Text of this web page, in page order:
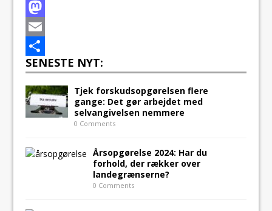
F
a
c
e
b
o
M
a
s
t
o
E
m
a
i
S
h
a
SENESTE NYT:
Tjek forskudsopgørelsen flere
gange: Det gør arbejdet med
selvangivelsen nemmere
0 Comments
Årsopgørelse 2024: Har du
forhold, der rækker over
landegrænserne?
0 Comments